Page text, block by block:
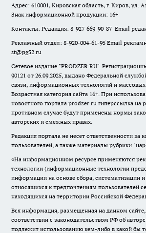
Адрес: 610001, Кировская область, г. Киров, ул.
Знак информационной продукции: 16+
Контакты: Редакция: 8-927-669-90-87 Email
Рекламный отдел: 8-920-004-61-95 Email
st@pg52.ru
Сетевое издание "PRODZER.RU".
90121 от 26.09.2025, выдано Федеральной
связи, информационных технологий и
Возрастная категория сайта 16+. При
новостного портала prodzer.ru гиперссылка на
противном случае будут применены нормы
авторских и смежных правах.
Редакция портала не несет ответственности за
пользователей, а также материалы рубрики
«На информационном ресурсе применяются
технологии (информационные технологии
информации на основе сбора, систематизации и
относящихся к предпочтениям пользователей
находящихся на территории Российской
Вся информация, размещенная на данном сайте,
соответствии с законодательством РФ об
подлежит использованию кем-либо в какой бы